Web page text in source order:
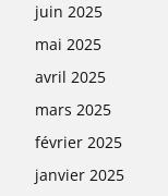
juin 2025
mai 2025
avril 2025
mars 2025
février 2025
janvier 2025